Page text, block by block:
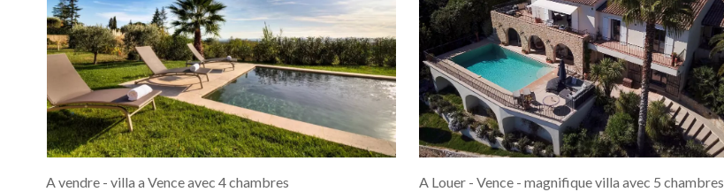
A vendre - villa a Vence avec 4 chambres
A Louer - Vence - magnifique villa avec 5 chambres